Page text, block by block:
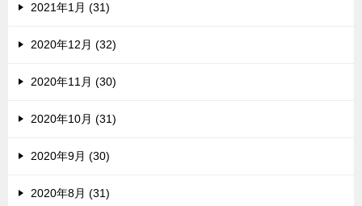
2021年1月 (31)
2020年12月 (32)
2020年11月 (30)
2020年10月 (31)
2020年9月 (30)
2020年8月 (31)